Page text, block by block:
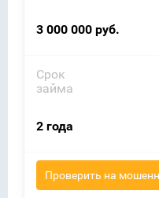
3 000 000 руб.
Срок
займа
2 года
Проверить на